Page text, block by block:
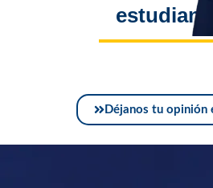
Déjanos tu opinión